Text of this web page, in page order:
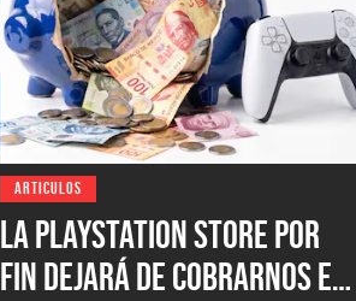
ARTICULOS
La PlayStation Store por
fin dejará de cobrarnos en